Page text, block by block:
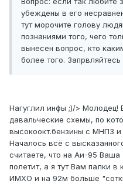
убеждены в его
тут морочите голову
познаниями того, чего
вынесен вопрос, кто
более того.
Нагуглил инфы ;)/> Молодец!
давальческие схемы, по
высокоокт.бензины с МНПЗ и
Началось всё с
считаете, что на Аи-95
полетит, а я тут Вам палки
ИМХО и на 92м больше